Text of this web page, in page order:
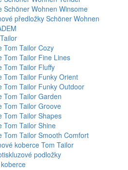
Schöner Wohnen Winsome
předložky Schöner Wohnen
Tom Tailor Cozy
Tom Tailor Fine Lines
Tom Tailor Fluffy
Tom Tailor Funky Orient
Tom Tailor Funky Outdoor
Tom Tailor Garden
Tom Tailor Groove
Tom Tailor Shapes
Tom Tailor Shine
Tom Tailor Smooth Comfort
koberce Tom Tailor
podložky